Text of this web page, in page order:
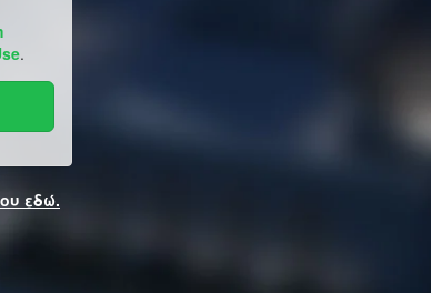
.
εδώ.